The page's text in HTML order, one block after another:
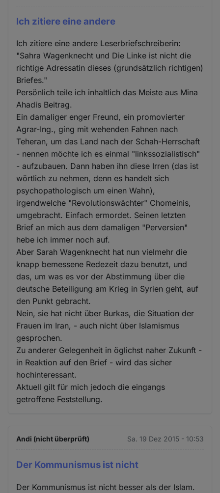
Ich zitiere eine andere
Ich zitiere eine andere Leserbriefschreiberin:
"Sahra Wagenknecht und Die Linke ist nicht die
richtige Adressatin dieses (grundsätzlich richtigen)
Briefes."
Persönlich teile ich inhaltlich das Meiste aus Mina
Ahadis Beitrag.
Ein damaliger enger Freund, ein promovierter
Agrar-Ing., ging mit wehenden Fahnen nach
Teheran, um das Land nach der Schah-Herrschaft
- nennen möchte ich es einmal "linkssozialistisch"
- aufzubauen. Dann haben ihn diese Irren (das ist
wörtlich zu nehmen, denn es handelt sich
psychopathologisch um einen Wahn),
irgendwelche "Revolutionswächter" Chomeinis,
umgebracht. Einfach ermordet. Seinen letzten
Brief an mich aus dem damaligen "Perversien"
hebe ich immer noch auf.
Aber Sarah Wagenknecht hat nun vielmehr die
knapp bemessene Redezeit dazu benutzt, und
das, um was es vor der Abstimmung über die
deutsche Beteiligung am Krieg in Syrien geht, auf
den Punkt gebracht.
Nein, sie hat nicht über Burkas, die Situation der
Frauen im Iran, - auch nicht über Islamismus
gesprochen.
Zu anderer Gelegenheit in öglichst naher Zukunft -
in Reaktion auf den Brief - wird das sicher
hochinteressant.
Aktuell gilt für mich jedoch die eingangs
getroffene Feststellung.
Andi (nicht überprüft) Sa. 19 Dez 2015 - 10:53
Der Kommunismus ist nicht
Der Kommunismus ist nicht besser als der Islam.